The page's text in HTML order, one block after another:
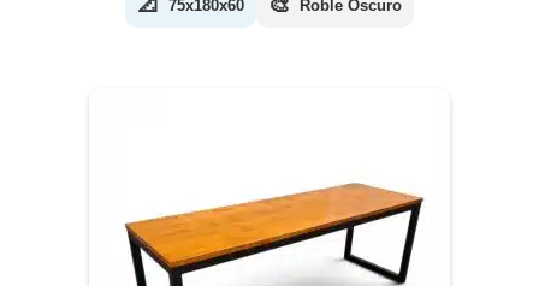
📐 75x180x60 🎨 Roble Oscuro